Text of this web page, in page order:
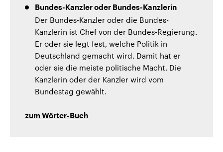
Bundes-Kanzler oder Bundes-Kanzlerin
Der Bundes-Kanzler oder die Bundes-
Kanzlerin ist Chef von der Bundes-Regierung.
Er oder sie legt fest, welche Politik in
Deutschland gemacht wird. Damit hat er
oder sie die meiste politische Macht. Die
Kanzlerin oder der Kanzler wird vom
Bundestag gewählt.
zum Wörter-Buch